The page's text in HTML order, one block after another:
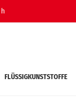
FLÜSSIGKUNSTSTOFFE